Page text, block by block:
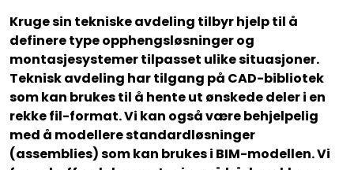
Kruge sin tekniske avdeling tilbyr hjelp til å
definere type opphengsløsninger og
montasjesystemer tilpasset ulike situasjoner.
Teknisk avdeling har tilgang på CAD-bibliotek
som kan brukes til å hente ut ønskede deler i en
rekke fil-format. Vi kan også være behjelpelig
med å modellere standardløsninger
(assemblies) som kan brukes i BIM-modellen. Vi